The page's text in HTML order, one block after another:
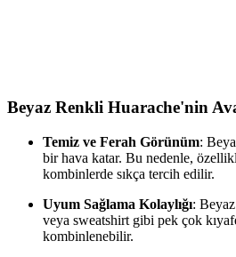
Beyaz Renkli Huarache'nin
Temiz ve Ferah Görünüm:
bir hava katar. Bu nedenle,
kombinlerde sıkça tercih edilir.
Uyum Sağlama Kolaylığı:
veya sweatshirt gibi pek çok
kombinlenebilir.